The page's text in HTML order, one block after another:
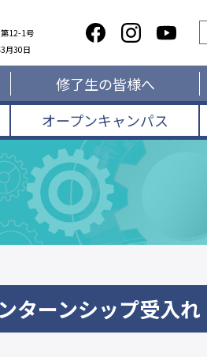
12-1号
月30日
修了生の皆様へ
オープンキャンパス
ターンシップ受入れ